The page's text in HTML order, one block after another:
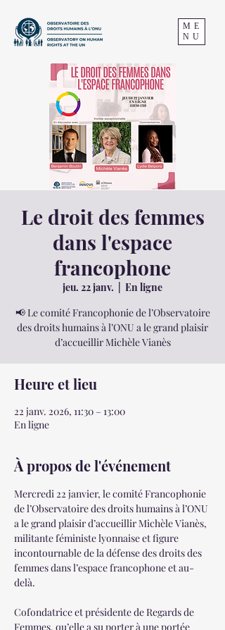
ME
NU
Le droit des femmes
dans l'espace
francophone
jeu. 22 janv.
En ligne
📢 Le comité Francophonie de l’Observatoire
des droits humains à l’ONU a le grand plaisir
d’accueillir Michèle Vianès
Heure et lieu
22 janv. 2026, 11:30 – 13:00
En ligne
À propos de l'événement
Mercredi 22 janvier, le comité Francophonie
de l’Observatoire des droits humains à l’ONU
a le grand plaisir d’accueillir Michèle Vianès,
militante féministe lyonnaise et figure
incontournable de la défense des droits des
femmes dans l’espace francophone et au-
delà.
Cofondatrice et présidente de Regards de
Femmes, qu’elle a su porter à une portée